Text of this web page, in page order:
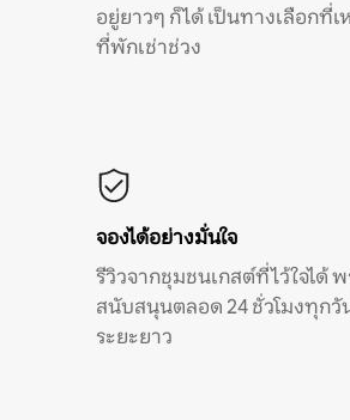
อยู่ยาวๆ ก็ได้ เป็นทางเลือกที่
ที่พักเช่าช่วง
จองได้อย่างมั่นใจ
รีวิวจากชุมชนเกสต์ที่ไว้ใจได้
สนับสนุนตลอด 24 ชั่วโมงทุก
ระยะยาว